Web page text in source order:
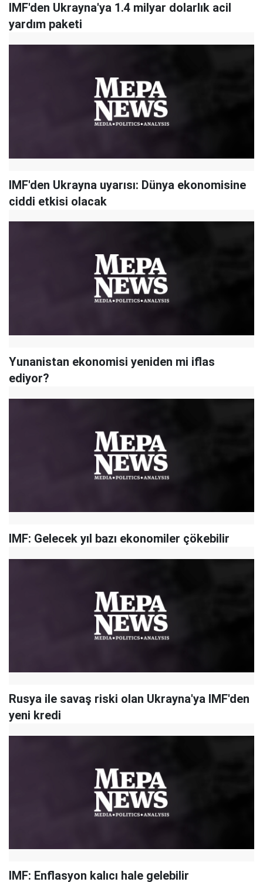
IMF'den Ukrayna'ya 1.4 milyar dolarlık acil
yardım paketi
IMF'den Ukrayna uyarısı: Dünya ekonomisine
ciddi etkisi olacak
Yunanistan ekonomisi yeniden mi iflas
ediyor?
IMF: Gelecek yıl bazı ekonomiler çökebilir
Rusya ile savaş riski olan Ukrayna'ya IMF'den
yeni kredi
IMF: Enflasyon kalıcı hale gelebilir